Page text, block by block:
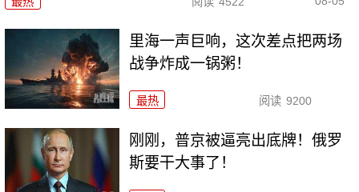
里海一声巨响，这次差点把两场
战争炸成一锅粥！
最热 阅读 9200
刚刚，普京被逼亮出底牌！俄罗
斯要干大事了！